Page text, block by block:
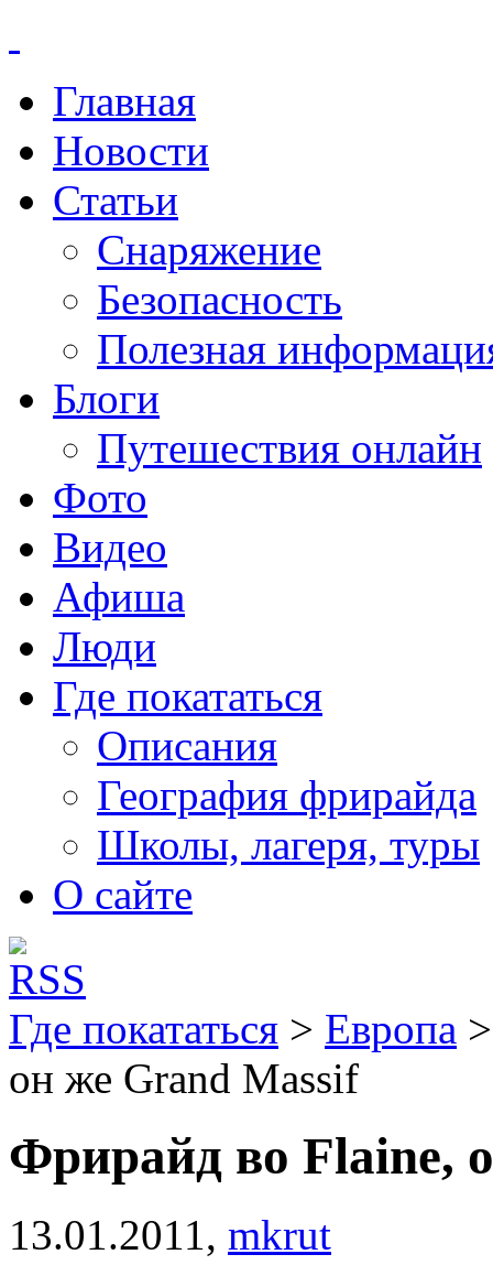
Главная
Новости
Статьи
Снаряжение
Безопасность
Полезная
Блоги
Путешествия онлайн
Фото
Видео
Афиша
Люди
Где покататься
Описания
География фрирайда
Школы, лагеря, туры
О сайте
Где покататься > Европа
он же Grand Massif
Фрирайд во Flaine,
13.01.2011, mkrut